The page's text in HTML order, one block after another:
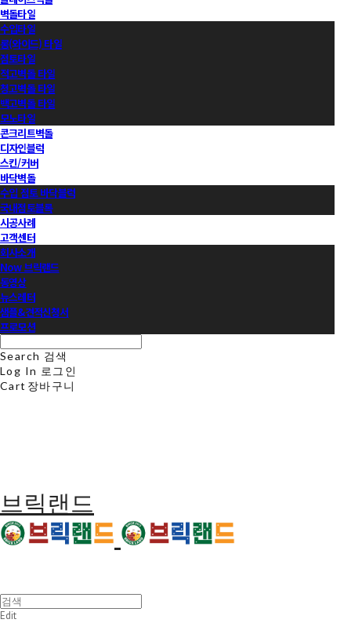
벽돌타일
수입타일
롱(와이드) 타일
점토타일
적고벽돌 타일
청고벽돌 타일
백고벽돌 타일
모노타일
콘크리트벽돌
디자인블럭
스킨/커버
바닥벽돌
수입 점토 바닥블럭
국내점토블록
시공사례
고객센터
회사소개
Now 브릭랜드
동영상
뉴스레터
샘플&견적신청서
프로모션
Search 검색
Log In 로그인
Cart 장바구니
브릭랜드
Edit